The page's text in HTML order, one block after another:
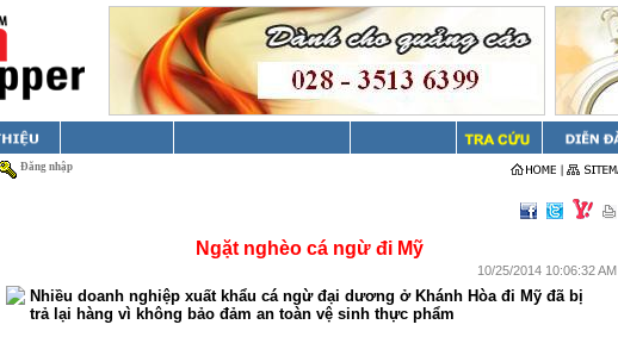
Đăng nhập
Ngặt nghèo cá ngừ đi Mỹ
10/25/2014 10:06:32 AM
Nhiều doanh nghiệp xuất khẩu cá ngừ đại dương ở Khánh Hòa đi Mỹ đã bị
trả lại hàng vì không bảo đảm an toàn vệ sinh thực phẩm